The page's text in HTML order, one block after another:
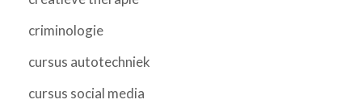
criminologie
cursus autotechniek
cursus social media